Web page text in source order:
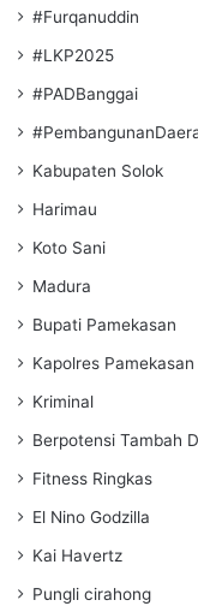
#Furqanuddin
#LKP2025
#PADBanggai
Kabupaten Solok
Harimau
Koto Sani
Madura
Bupati Pamekasan
Kapolres Pamekasan
Kriminal
Berpotensi Tambah
Fitness Ringkas
El Nino Godzilla
Kai Havertz
Pungli cirahong